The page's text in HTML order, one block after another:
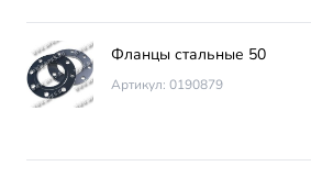
Фланцы стальные 50
Артикул: 0190879